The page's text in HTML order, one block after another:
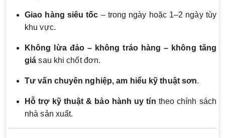
Giao hàng siêu tốc – trong ngày hoặc 1–2 ngày tùy
khu vực.
Không lừa đảo – không tráo hàng – không tăng
giá sau khi chốt đơn.
Tư vấn chuyên nghiệp, am hiểu kỹ thuật sơn.
Hỗ trợ kỹ thuật & bảo hành uy tín theo chính sách
nhà sản xuất.